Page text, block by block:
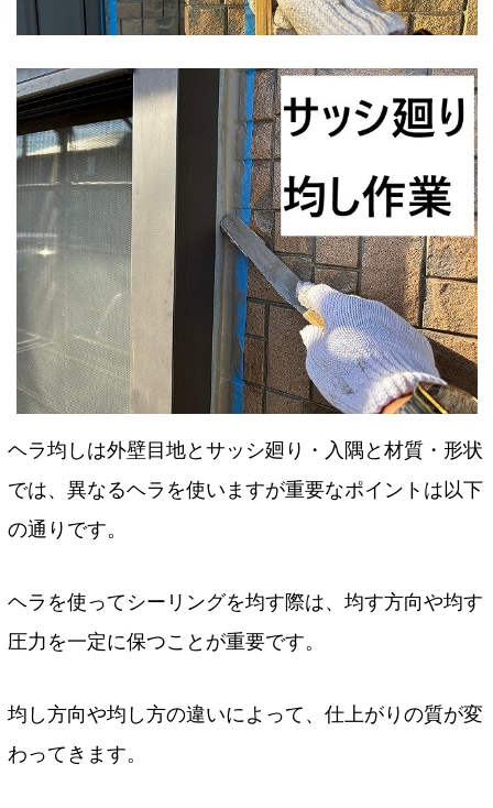
ヘラ均しは外壁目地とサッシ廻り・入隅と材質・形状
では、異なるヘラを使いますが重要なポイントは以下
の通りです。
ヘラを使ってシーリングを均す際は、均す方向や均す
圧力を一定に保つことが重要です。
均し方向や均し方の違いによって、仕上がりの質が変
わってきます。